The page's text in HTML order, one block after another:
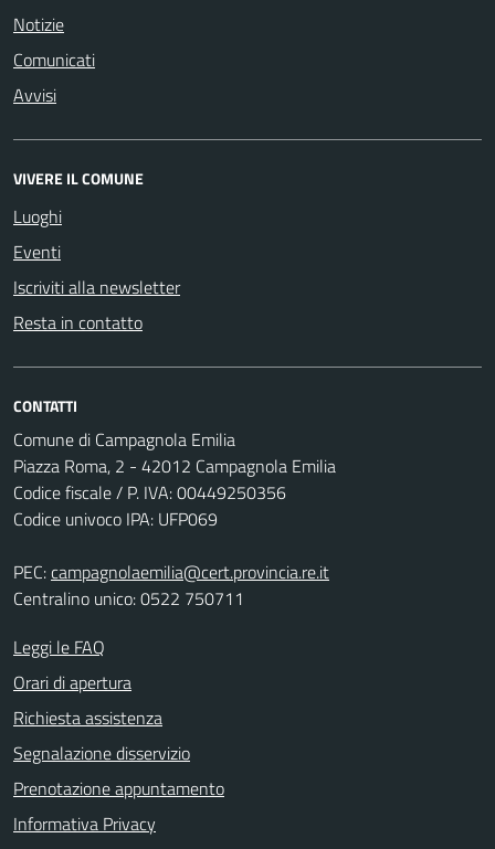
Notizie
Comunicati
Avvisi
VIVERE IL COMUNE
Luoghi
Eventi
Iscriviti alla newsletter
Resta in contatto
CONTATTI
Comune di Campagnola Emilia
Piazza Roma, 2 - 42012 Campagnola Emilia
Codice fiscale / P. IVA: 00449250356
Codice univoco IPA: UFP069
PEC:campagnolaemilia@cert.provincia.re.it
Centralino unico: 0522 750711
Leggi le FAQ
Orari di apertura
Richiesta assistenza
Segnalazione disservizio
Prenotazione appuntamento
Informativa Privacy